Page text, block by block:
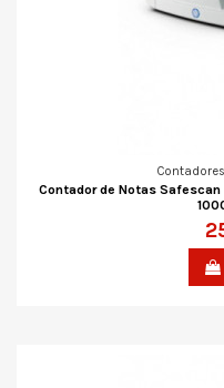
Contador de Notas